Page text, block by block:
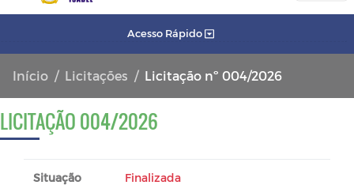
Acesso Rápido
Início Licitações Licitação nº 004/2026
LICITAÇÃO 004/2026
Situação Finalizada